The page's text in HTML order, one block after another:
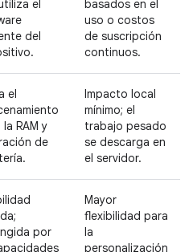
el
del
basados en el
uso o costos
de suscripción
continuos.
el
RAM y
de
Impacto local
mínimo; el
trabajo pesado
se descarga en
el servidor.
por
Mayor
flexibilidad para
la
personalización